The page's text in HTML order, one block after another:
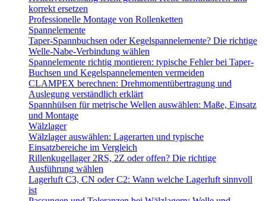
korrekt ersetzen
Professionelle Montage von Rollenketten
Spannelemente
Taper-Spannbuchsen oder Kegelspannelemente? Die richtige
Welle-Nabe-Verbindung wählen
Spannelemente richtig montieren: typische Fehler bei Taper-
Buchsen und Kegelspannelementen vermeiden
CLAMPEX berechnen: Drehmomentübertragung und
Auslegung verständlich erklärt
Spannhülsen für metrische Wellen auswählen: Maße, Einsatz
und Montage
Wälzlager
Wälzlager auswählen: Lagerarten und typische
Einsatzbereiche im Vergleich
Rillenkugellager 2RS, 2Z oder offen? Die richtige
Ausführung wählen
Lagerluft C3, CN oder C2: Wann welche Lagerluft sinnvoll
ist